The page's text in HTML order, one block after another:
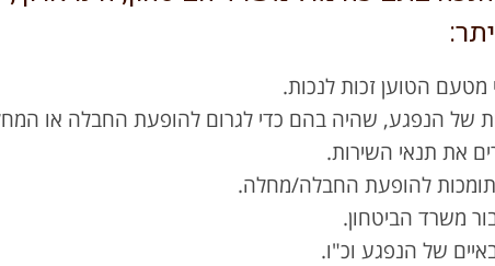
מטעם הטוען זכות לנכות.
של הנפגע, שהיה בהם כדי לגרום להופעת החבלה או
את תנאי השירות.
תומכות להופעת החבלה/מחלה.
משרד הביטחון.
של הנפגע וכ"ו.